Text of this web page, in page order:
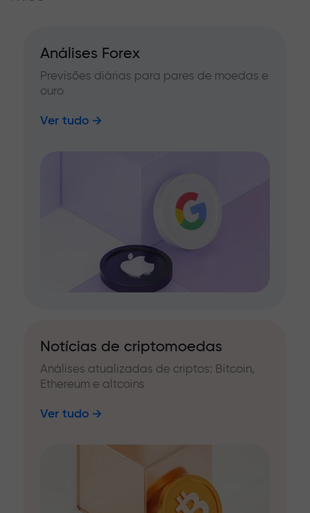
Análises Forex
Previsões diárias para pares de moedas e
ouro
Ver tudo
Notícias de criptomoedas
Análises atualizadas de criptos: Bitcoin,
Ethereum e altcoins
Ver tudo